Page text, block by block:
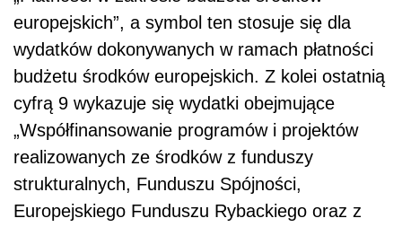
europejskich”, a symbol ten stosuje się dla
wydatków dokonywanych w ramach płatności
budżetu środków europejskich. Z kolei ostatnią
cyfrą 9 wykazuje się wydatki obejmujące
„Współfinansowanie programów i projektów
realizowanych ze środków z funduszy
strukturalnych, Funduszu Spójności,
Europejskiego Funduszu Rybackiego oraz z